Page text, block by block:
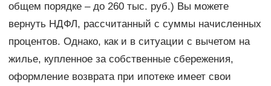
общем порядке – до 260 тыс. руб.) Вы можете
вернуть НДФЛ, рассчитанный с суммы начисленных
процентов. Однако, как и в ситуации с вычетом на
жилье, купленное за собственные сбережения,
оформление возврата при ипотеке имеет свои